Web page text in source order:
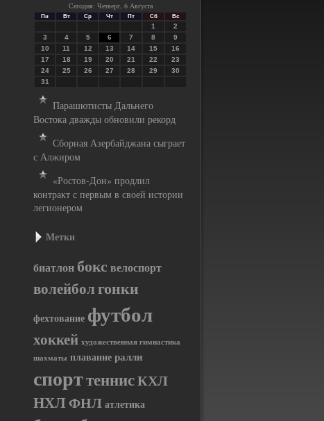
Сегодня: Четверг, 6 Августа
Пн Вт Ср Чт Пт Сб Вс
1
2
3
4 5 6 7 8
9
10
11 12 13 14 15
16
17
18 19 20 21 22
23
24
25 26 27 28 29
30
31
Парашютисты Дальнего
Востока дважды обновили рекорд
Сборная Азербайджана сыграет
с Алжиром
«Ростов-Дон» продлил
контракт с первым в своей истории
легионером
Метки
биатлон бокс велоспорт
волейболгонки
фехтование футбол
хоккей художественная гимнастика
шахматы плавание ралли
спорттеннисКХЛ
НХЛ ФНЛатлетика